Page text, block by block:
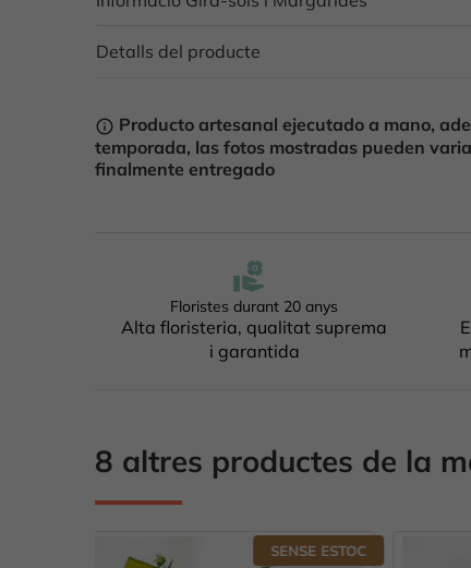
Detalls del producte
info_outline Producto artesanal ejecutado a mano,
temporada, las fotos mostradas pueden
finalmente entregado
Floristes durant 20 anys
Alta floristeria, qualitat suprema
i garantida
8 altres productes de la
SENSE ESTOC